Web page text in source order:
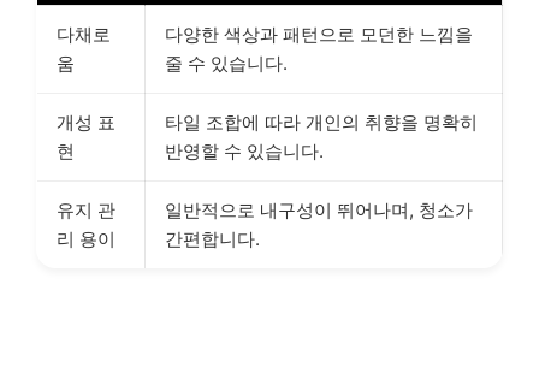
다채로
움
다양한 색상과 패턴으로 모던한 느낌을
줄 수 있습니다.
개성 표
현
타일 조합에 따라 개인의 취향을 명확히
반영할 수 있습니다.
유지 관
리 용이
일반적으로 내구성이 뛰어나며, 청소가
간편합니다.